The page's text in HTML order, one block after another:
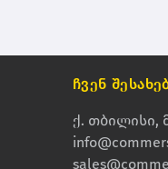
ჩვენ
ქ. თბილისი,